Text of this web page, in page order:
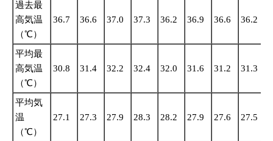
過去最
高気温
（℃）
36.7 36.6 37.0 37.3 36.2 36.9 36.6 36.2
平均最
高気温
（℃）
30.8 31.4 32.2 32.4 32.0 31.6 31.2 31.3
平均気
温
（℃）
27.1 27.3 27.9 28.3 28.2 27.9 27.6 27.5